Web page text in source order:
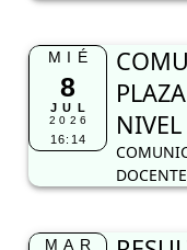
MIÉ
8
JUL
2026
16:14
MAR